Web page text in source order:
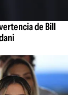
de Bill